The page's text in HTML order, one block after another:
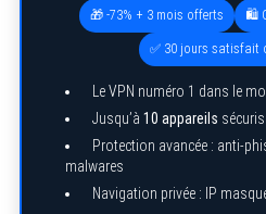
🎁 -73% + 3 mois offerts 🛍️
✅ 30 jours satisfait
Le VPN numéro 1 dans le
Jusqu’à 10 appareils
Protection avancée : anti-
malwares
Navigation privée : IP